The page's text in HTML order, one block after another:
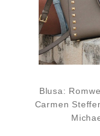
Blusa:
Carmen